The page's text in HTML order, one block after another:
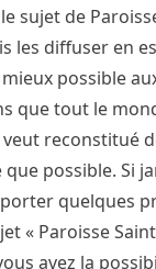
sujet de
les diffuser en
possible
que tout le
veut reconstitué
possible. Si
quelques
« Paroisse
avez la